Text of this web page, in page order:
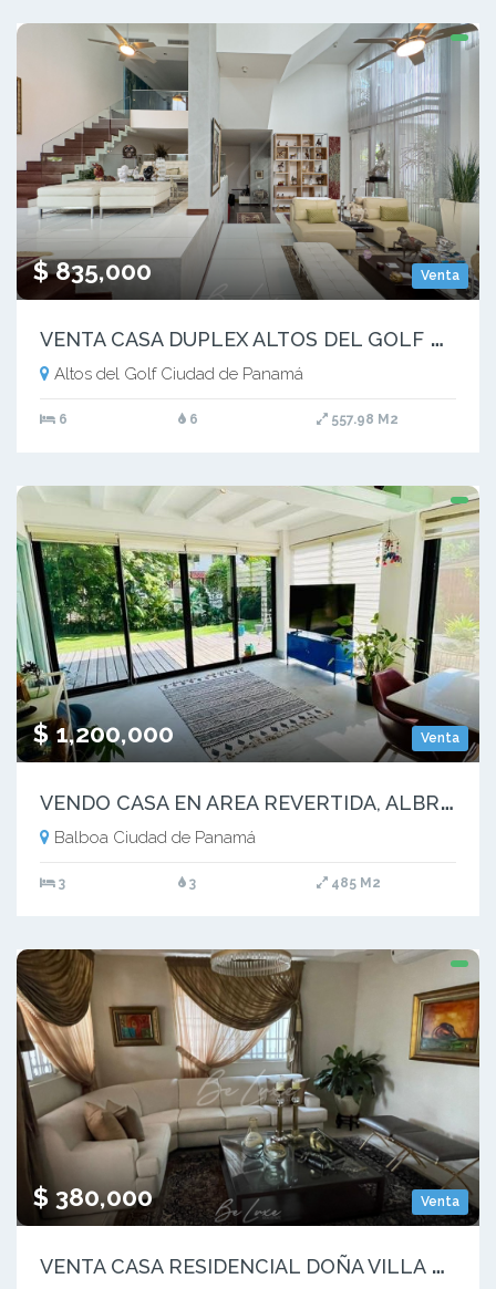
Venta
$ 835,000
V
ENTA CASA DUPLEX ALTOS DEL GOLF PH MINIMAL HOUSES (2)
Altos del Golf Ciudad de Panamá
6 6 557.98 M2
Venta
$ 1,200,000
V
ENDO CASA EN AREA REVERTIDA, ALBROOK- ANCON (2)
Balboa Ciudad de Panamá
3 3 485 M2
Venta
$ 380,000
V
ENTA CASA RESIDENCIAL DOÑA VILLA EN HATO PINTADO -(4)